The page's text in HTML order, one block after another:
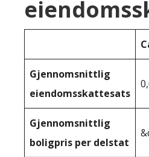
Gjennomsnittlig
eiendomsskattesats
Gjennomsnittlig
boligpris per delstat